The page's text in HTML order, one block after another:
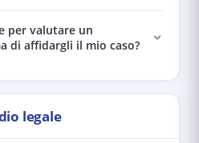
per valutare un
di affidargli il mio caso?
legale